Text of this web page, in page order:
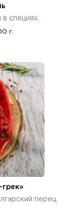
специях.
г.
перец.